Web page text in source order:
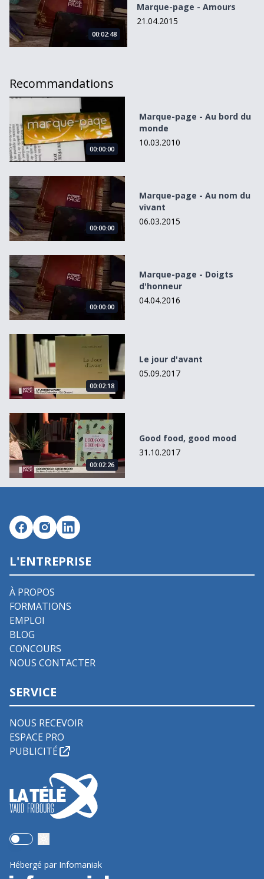
00:02:48
Marque-page - Amours
21.04.2015
Recommandations
Marque-page - Au bord du monde
00:00:00
Marque-page - Au bord du
monde
10.03.2010
Marque-page - Au nom du vivant
00:00:00
Marque-page - Au nom du
vivant
06.03.2015
Marque-page - Doigts d&#039;honneur
00:00:00
Marque-page - Doigts
d'honneur
04.04.2016
Le jour d&#039;avant
00:02:18
Le jour d'avant
05.09.2017
Good food, good mood
00:02:26
Good food, good mood
31.10.2017
L'ENTREPRISE
À PROPOS
FORMATIONS
EMPLOI
BLOG
CONCOURS
NOUS CONTACTER
SERVICE
NOUS RECEVOIR
ESPACE PRO
PUBLICITÉ
Use setting
Hébergé par Infomaniak